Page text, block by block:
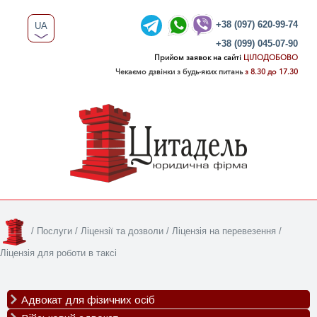
UA
+38 (097) 620-99-74
+38 (099) 045-07-90
Прийом заявок на сайті ЦІЛОДОБОВО
Чекаємо дзвінки з будь-яких питань з 8.30 до 17.30
/ Послуги / Ліцензії та дозволи / Ліцензія на перевезення /
Ліцензія для роботи в таксі
Адвокат для фізичних осіб